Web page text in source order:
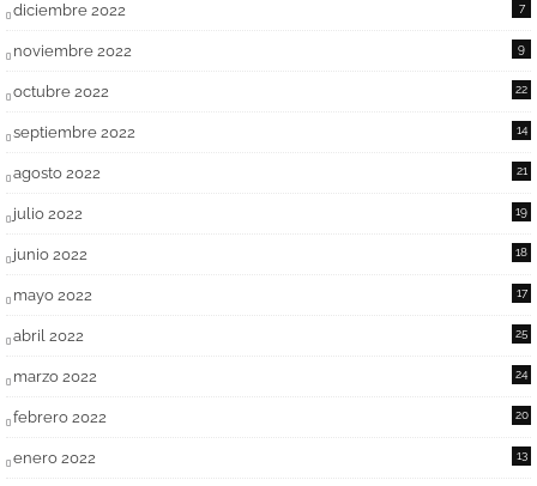
diciembre 2022 7
noviembre 2022 9
octubre 2022 22
septiembre 2022 14
agosto 2022 21
julio 2022 19
junio 2022 18
mayo 2022 17
abril 2022 25
marzo 2022 24
febrero 2022 20
enero 2022 13